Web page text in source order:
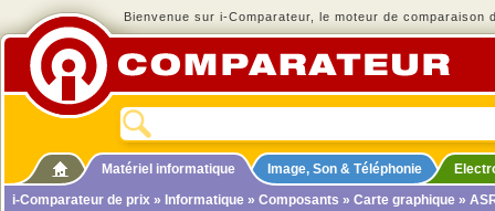
Bienvenue sur i-Comparateur, le moteur de comparaison
Matériel informatique Image, Son & Téléphonie
i-Comparateur de prix » Informatique » Composants » Carte graphique »